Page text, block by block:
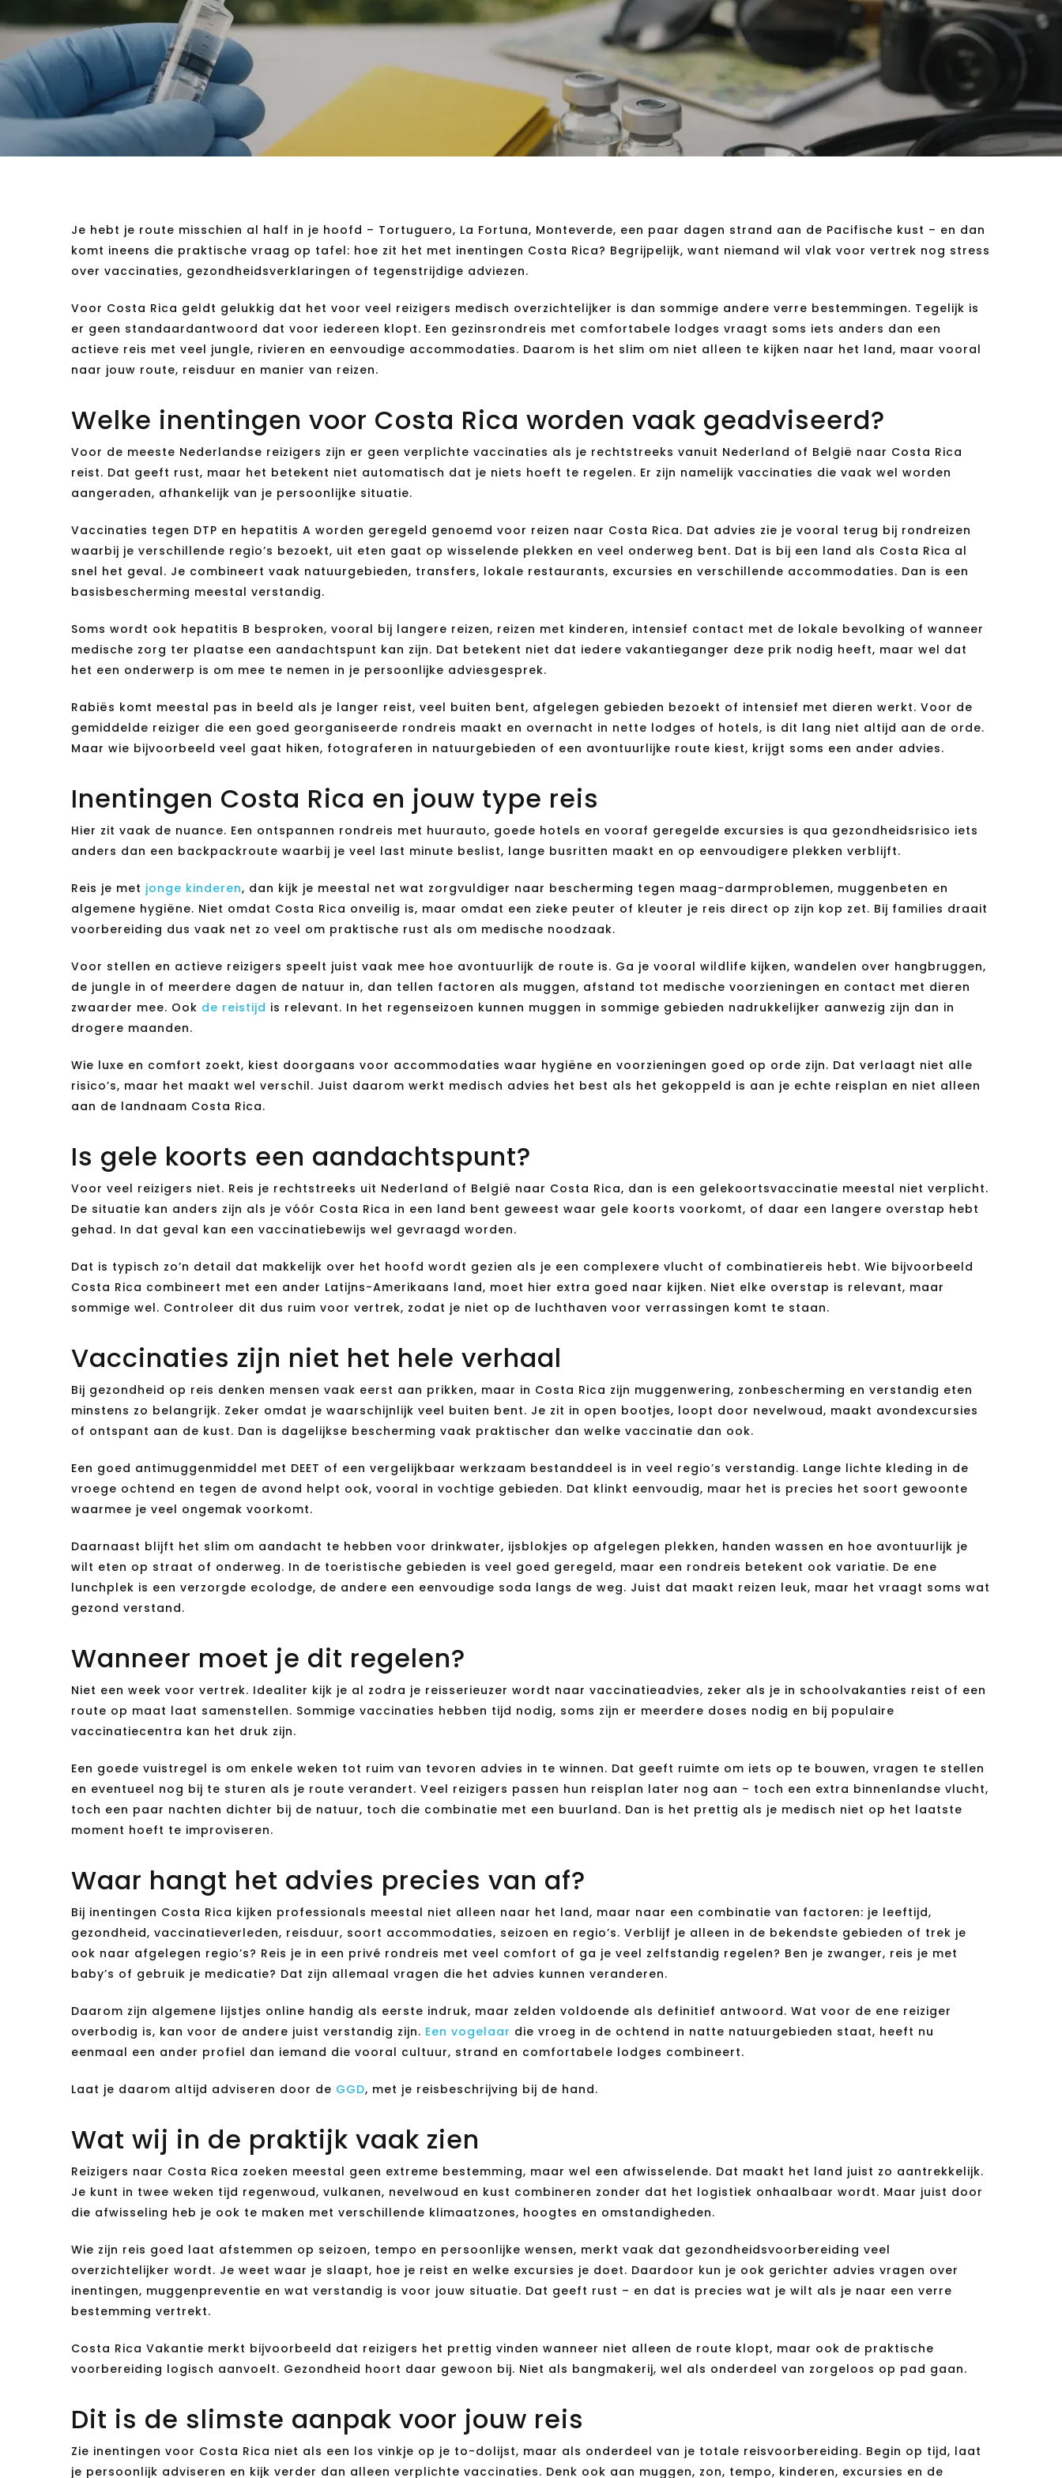
Je hebt je route misschien al half in je hoofd – Tortuguero, La Fortuna, Monteverde, een paar dagen strand aan de Pacifische kust – en dan
komt ineens die praktische vraag op tafel: hoe zit het met inentingen Costa Rica? Begrijpelijk, want niemand wil vlak voor vertrek nog stress
over vaccinaties, gezondheidsverklaringen of tegenstrijdige adviezen.
Voor Costa Rica geldt gelukkig dat het voor veel reizigers medisch overzichtelijker is dan sommige andere verre bestemmingen. Tegelijk is
er geen standaardantwoord dat voor iedereen klopt. Een gezinsrondreis met comfortabele lodges vraagt soms iets anders dan een
actieve reis met veel jungle, rivieren en eenvoudige accommodaties. Daarom is het slim om niet alleen te kijken naar het land, maar vooral
naar jouw route, reisduur en manier van reizen.
Welke inentingen voor Costa Rica worden vaak geadviseerd?
Voor de meeste Nederlandse reizigers zijn er geen verplichte vaccinaties als je rechtstreeks vanuit Nederland of België naar Costa Rica
reist. Dat geeft rust, maar het betekent niet automatisch dat je niets hoeft te regelen. Er zijn namelijk vaccinaties die vaak wel worden
aangeraden, afhankelijk van je persoonlijke situatie.
Vaccinaties tegen DTP en hepatitis A worden geregeld genoemd voor reizen naar Costa Rica. Dat advies zie je vooral terug bij rondreizen
waarbij je verschillende regio’s bezoekt, uit eten gaat op wisselende plekken en veel onderweg bent. Dat is bij een land als Costa Rica al
snel het geval. Je combineert vaak natuurgebieden, transfers, lokale restaurants, excursies en verschillende accommodaties. Dan is een
basisbescherming meestal verstandig.
Soms wordt ook hepatitis B besproken, vooral bij langere reizen, reizen met kinderen, intensief contact met de lokale bevolking of wanneer
medische zorg ter plaatse een aandachtspunt kan zijn. Dat betekent niet dat iedere vakantieganger deze prik nodig heeft, maar wel dat
het een onderwerp is om mee te nemen in je persoonlijke adviesgesprek.
Rabiës komt meestal pas in beeld als je langer reist, veel buiten bent, afgelegen gebieden bezoekt of intensief met dieren werkt. Voor de
gemiddelde reiziger die een goed georganiseerde rondreis maakt en overnacht in nette lodges of hotels, is dit lang niet altijd aan de orde.
Maar wie bijvoorbeeld veel gaat hiken, fotograferen in natuurgebieden of een avontuurlijke route kiest, krijgt soms een ander advies.
Inentingen Costa Rica en jouw type reis
Hier zit vaak de nuance. Een ontspannen rondreis met huurauto, goede hotels en vooraf geregelde excursies is qua gezondheidsrisico iets
anders dan een backpackroute waarbij je veel last minute beslist, lange busritten maakt en op eenvoudigere plekken verblijft.
Reis je met jonge kinderen, dan kijk je meestal net wat zorgvuldiger naar bescherming tegen maag-darmproblemen, muggenbeten en
algemene hygiëne. Niet omdat Costa Rica onveilig is, maar omdat een zieke peuter of kleuter je reis direct op zijn kop zet. Bij families draait
voorbereiding dus vaak net zo veel om praktische rust als om medische noodzaak.
Voor stellen en actieve reizigers speelt juist vaak mee hoe avontuurlijk de route is. Ga je vooral wildlife kijken, wandelen over hangbruggen,
de jungle in of meerdere dagen de natuur in, dan tellen factoren als muggen, afstand tot medische voorzieningen en contact met dieren
zwaarder mee. Ook de reistijd is relevant. In het regenseizoen kunnen muggen in sommige gebieden nadrukkelijker aanwezig zijn dan in
drogere maanden.
Wie luxe en comfort zoekt, kiest doorgaans voor accommodaties waar hygiëne en voorzieningen goed op orde zijn. Dat verlaagt niet alle
risico’s, maar het maakt wel verschil. Juist daarom werkt medisch advies het best als het gekoppeld is aan je echte reisplan en niet alleen
aan de landnaam Costa Rica.
Is gele koorts een aandachtspunt?
Voor veel reizigers niet. Reis je rechtstreeks uit Nederland of België naar Costa Rica, dan is een gelekoortsvaccinatie meestal niet verplicht.
De situatie kan anders zijn als je vóór Costa Rica in een land bent geweest waar gele koorts voorkomt, of daar een langere overstap hebt
gehad. In dat geval kan een vaccinatiebewijs wel gevraagd worden.
Dat is typisch zo’n detail dat makkelijk over het hoofd wordt gezien als je een complexere vlucht of combinatiereis hebt. Wie bijvoorbeeld
Costa Rica combineert met een ander Latijns-Amerikaans land, moet hier extra goed naar kijken. Niet elke overstap is relevant, maar
sommige wel. Controleer dit dus ruim voor vertrek, zodat je niet op de luchthaven voor verrassingen komt te staan.
Vaccinaties zijn niet het hele verhaal
Bij gezondheid op reis denken mensen vaak eerst aan prikken, maar in Costa Rica zijn muggenwering, zonbescherming en verstandig eten
minstens zo belangrijk. Zeker omdat je waarschijnlijk veel buiten bent. Je zit in open bootjes, loopt door nevelwoud, maakt avondexcursies
of ontspant aan de kust. Dan is dagelijkse bescherming vaak praktischer dan welke vaccinatie dan ook.
Een goed antimuggenmiddel met DEET of een vergelijkbaar werkzaam bestanddeel is in veel regio’s verstandig. Lange lichte kleding in de
vroege ochtend en tegen de avond helpt ook, vooral in vochtige gebieden. Dat klinkt eenvoudig, maar het is precies het soort gewoonte
waarmee je veel ongemak voorkomt.
Daarnaast blijft het slim om aandacht te hebben voor drinkwater, ijsblokjes op afgelegen plekken, handen wassen en hoe avontuurlijk je
wilt eten op straat of onderweg. In de toeristische gebieden is veel goed geregeld, maar een rondreis betekent ook variatie. De ene
lunchplek is een verzorgde ecolodge, de andere een eenvoudige soda langs de weg. Juist dat maakt reizen leuk, maar het vraagt soms wat
gezond verstand.
Wanneer moet je dit regelen?
Niet een week voor vertrek. Idealiter kijk je al zodra je reisserieuzer wordt naar vaccinatieadvies, zeker als je in schoolvakanties reist of een
route op maat laat samenstellen. Sommige vaccinaties hebben tijd nodig, soms zijn er meerdere doses nodig en bij populaire
vaccinatiecentra kan het druk zijn.
Een goede vuistregel is om enkele weken tot ruim van tevoren advies in te winnen. Dat geeft ruimte om iets op te bouwen, vragen te stellen
en eventueel nog bij te sturen als je route verandert. Veel reizigers passen hun reisplan later nog aan – toch een extra binnenlandse vlucht,
toch een paar nachten dichter bij de natuur, toch die combinatie met een buurland. Dan is het prettig als je medisch niet op het laatste
moment hoeft te improviseren.
Waar hangt het advies precies van af?
Bij inentingen Costa Rica kijken professionals meestal niet alleen naar het land, maar naar een combinatie van factoren: je leeftijd,
gezondheid, vaccinatieverleden, reisduur, soort accommodaties, seizoen en regio’s. Verblijf je alleen in de bekendste gebieden of trek je
ook naar afgelegen regio’s? Reis je in een privé rondreis met veel comfort of ga je veel zelfstandig regelen? Ben je zwanger, reis je met
baby’s of gebruik je medicatie? Dat zijn allemaal vragen die het advies kunnen veranderen.
Daarom zijn algemene lijstjes online handig als eerste indruk, maar zelden voldoende als definitief antwoord. Wat voor de ene reiziger
overbodig is, kan voor de andere juist verstandig zijn. Een vogelaar die vroeg in de ochtend in natte natuurgebieden staat, heeft nu
eenmaal een ander profiel dan iemand die vooral cultuur, strand en comfortabele lodges combineert.
Laat je daarom altijd adviseren door de GGD, met je reisbeschrijving bij de hand.
Wat wij in de praktijk vaak zien
Reizigers naar Costa Rica zoeken meestal geen extreme bestemming, maar wel een afwisselende. Dat maakt het land juist zo aantrekkelijk.
Je kunt in twee weken tijd regenwoud, vulkanen, nevelwoud en kust combineren zonder dat het logistiek onhaalbaar wordt. Maar juist door
die afwisseling heb je ook te maken met verschillende klimaatzones, hoogtes en omstandigheden.
Wie zijn reis goed laat afstemmen op seizoen, tempo en persoonlijke wensen, merkt vaak dat gezondheidsvoorbereiding veel
overzichtelijker wordt. Je weet waar je slaapt, hoe je reist en welke excursies je doet. Daardoor kun je ook gerichter advies vragen over
inentingen, muggenpreventie en wat verstandig is voor jouw situatie. Dat geeft rust – en dat is precies wat je wilt als je naar een verre
bestemming vertrekt.
Costa Rica Vakantie merkt bijvoorbeeld dat reizigers het prettig vinden wanneer niet alleen de route klopt, maar ook de praktische
voorbereiding logisch aanvoelt. Gezondheid hoort daar gewoon bij. Niet als bangmakerij, wel als onderdeel van zorgeloos op pad gaan.
Dit is de slimste aanpak voor jouw reis
Zie inentingen voor Costa Rica niet als een los vinkje op je to-dolijst, maar als onderdeel van je totale reisvoorbereiding. Begin op tijd, laat
je persoonlijk adviseren en kijk verder dan alleen verplichte vaccinaties. Denk ook aan muggen, zon, tempo, kinderen, excursies en de